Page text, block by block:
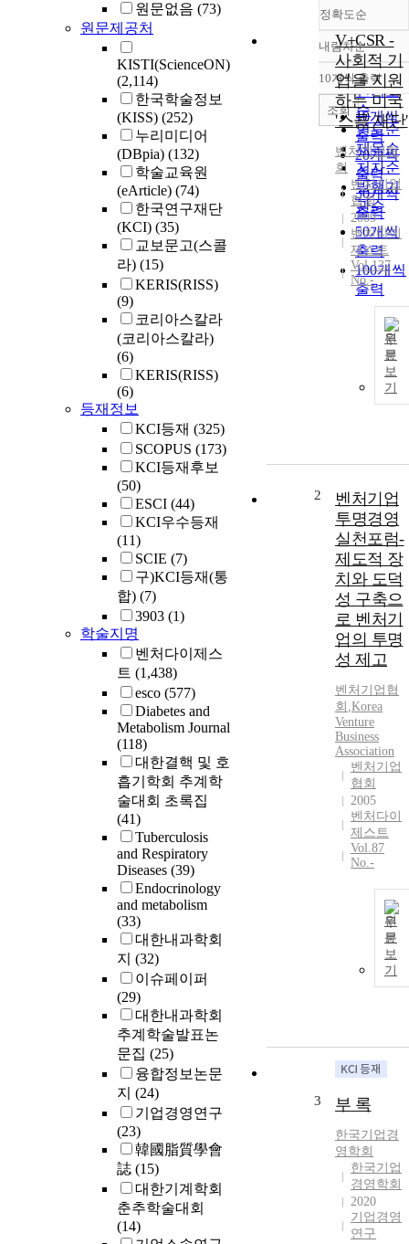
원문없음 (73)
원문제공처
KISTI(ScienceON)
(2,114)
한국학술정보
(KISS) (252)
누리미디어
(DBpia) (132)
학술교육원
(eArticle) (74)
한국연구재단
(KCI) (35)
교보문고(스콜
라) (15)
KERIS(RISS)
(9)
코리아스칼라
(코리아스칼라)
(6)
KERIS(RISS)
(6)
등재정보
KCI등재 (325)
SCOPUS (173)
KCI등재후보
(50)
ESCI (44)
KCI우수등재
(11)
SCIE (7)
구)KCI등재(통
합) (7)
3903 (1)
학술지명
벤처다이제스
트 (1,438)
esco (577)
Diabetes and
Metabolism Journal
(118)
대한결핵 및 호
흡기학회 추계학
술대회 초록집
(41)
Tuberculosis
and Respiratory
Diseases (39)
Endocrinology
and metabolism
(33)
대한내과학회
지 (32)
이슈페이퍼
(29)
대한내과학회
추계학술발표논
문집 (25)
융합정보논문
지 (24)
기업경영연구
(23)
韓國脂質學會
誌 (15)
대한기계학회
춘추학술대회
(14)
정확도순
정확도
순
인기도
순
연도순
제목순
저자순
발행기
관순
내림차순
내림차
10개씩 출력
10개씩
출력
20개씩
출력
30개씩
출력
50개씩
출력
100개씩
출력
조회
V+CSR -
사회적 기
업을 지원
하는 미국
'스콜 재단'
벤처기업협
회
벤처기업
협회
2009
벤처다이
제스트
Vol.137
No.-
원
문
보
기
2
벤처기업
투명경영
실천포럼-
제도적 장
치와 도덕
성 구축으
로 벤처기
업의 투명
성 제고
벤처 기업 협
회 ,Korea
Venture
Business
Association
벤처기업
협회
2005
벤처다이
제스트
Vol.87
No.-
원
문
보
기
3 부 록
한국기업 경
영학회
한국기업
경영학회
2020
기업경영
연구